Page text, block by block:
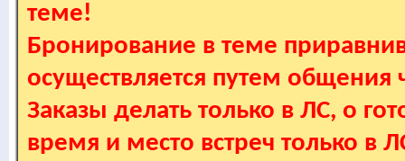
теме!
Бронирование в теме
осуществляется путем
Заказы делать только в ЛС, о
время и место встреч только в